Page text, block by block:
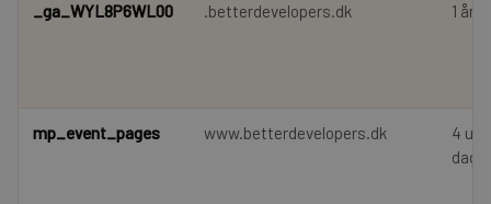
_ga_WYL8P6WL00 .betterdevelopers.dk 1 år
mp_event_pages www.betterdevelopers.dk
4
dage